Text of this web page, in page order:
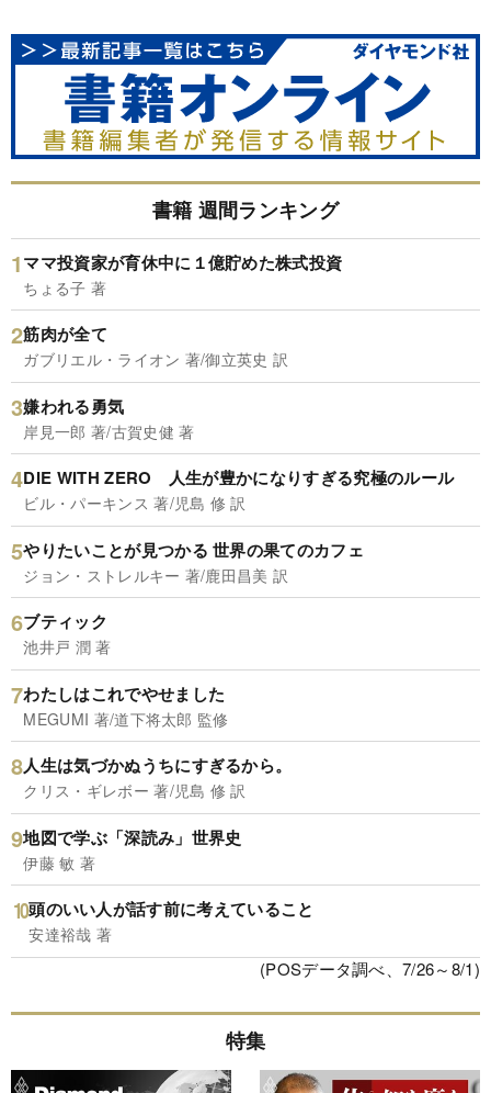
書籍 週間ランキング
ママ投資家が育休中に１億貯めた株式投資
ちょる子 著
筋肉が全て
ガブリエル・ライオン 著/御立英史 訳
嫌われる勇気
岸見一郎 著/古賀史健 著
DIE WITH ZERO 人生が豊かになりすぎる究極のルール
ビル・パーキンス 著/児島 修 訳
やりたいことが見つかる 世界の果てのカフェ
ジョン・ストレルキー 著/鹿田昌美 訳
ブティック
池井戸 潤 著
わたしはこれでやせました
MEGUMI 著/道下将太郎 監修
人生は気づかぬうちにすぎるから。
クリス・ギレボー 著/児島 修 訳
地図で学ぶ「深読み」世界史
伊藤 敏 著
頭のいい人が話す前に考えていること
安達裕哉 著
(POSデータ調べ、7/26～8/1)
特集